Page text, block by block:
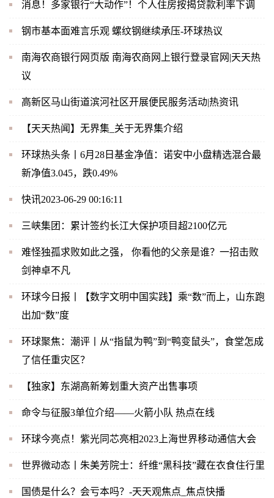
消息！多家银行“大动作”！个人住房按揭贷款利率下调
钢市基本面难言乐观 螺纹钢继续承压-环球热议
南海农商银行网页版 南海农商网上银行登录官网|天天热
议
高新区马山街道滨河社区开展便民服务活动|热资讯
【天天热闻】无界集_关于无界集介绍
环球热头条丨6月28日基金净值：诺安中小盘精选混合最
新净值3.045，跌0.49%
快讯2023-06-29 00:16:11
三峡集团：累计签约长江大保护项目超2100亿元
难怪独孤求败如此之强， 你看他的父亲是谁？一招击败
剑神卓不凡
环球今日报丨【数字文明中国实践】乘“数”而上，山东跑
出加“数”度
环球聚焦：潮评丨从“指鼠为鸭”到“鸭变鼠头”，食堂怎成
了信任重灾区？
【独家】东湖高新筹划重大资产出售事项
命令与征服3单位介绍——火箭小队 热点在线
环球今亮点！紫光同芯亮相2023上海世界移动通信大会
世界微动态丨朱美芳院士：纤维“黑科技”藏在衣食住行里
国债是什么？会亏本吗？-天天观焦点_焦点快播